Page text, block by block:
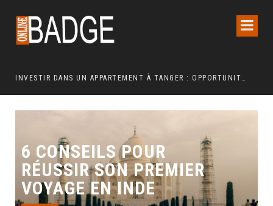
INVESTIR DANS UN APPARTEMENT À TANGER : OPPORTUNITÉS ET POINTS ESSENTIELS À CONNAÎTRE
6 CONSEILS POUR
RÉUSSIR SON PREMIER
VOYAGE EN INDE